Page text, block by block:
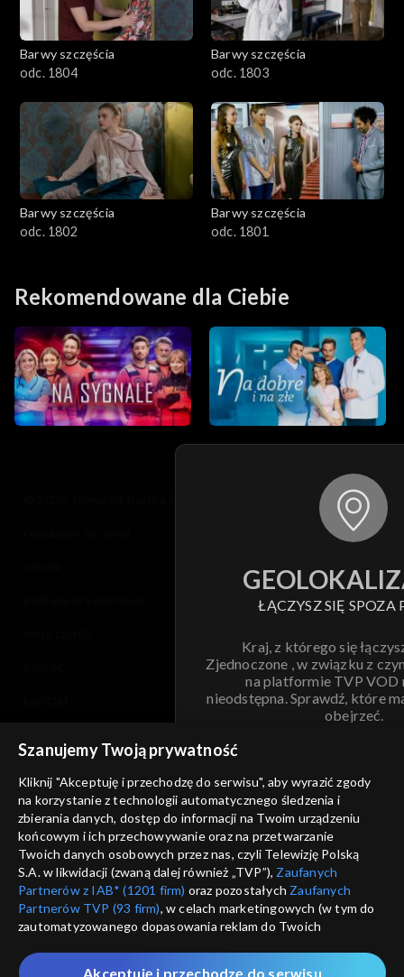
Barwy szczęścia
odc. 1804
Barwy szczęścia
odc. 1803
Barwy szczęścia
odc. 1802
Barwy szczęścia
odc. 1801
Rekomendowane dla Ciebie
ŁĄCZYSZ SIĘ SPOZA
Kraj, z którego się
Zjednoczone , w związku z
na platformie TVP VOD
nieodstępna. Sprawdź, które
obejrzeć.
ANULUJ
informacje o dostawcy usług
Szanujemy Twoją prywatność
Kliknij "Akceptuję i przechodzę do serwisu", aby wyrazić zgody
na korzystanie z technologii automatycznego śledzenia i
zbierania danych, dostęp do informacji na Twoim urządzeniu
końcowym i ich przechowywanie oraz na przetwarzanie
Twoich danych osobowych przez nas, czyli Telewizję Polską
S.A. w likwidacji (zwaną dalej również „TVP”), Zaufanych
Partnerów z IAB* (1201 firm) oraz pozostałych Zaufanych
Partnerów TVP (93 firm), w celach marketingowych (w tym do
zautomatyzowanego dopasowania reklam do Twoich
które wskazujemy poniżej, a także zgody na udostępnianie
Akceptuję i przechodzę do serwisu